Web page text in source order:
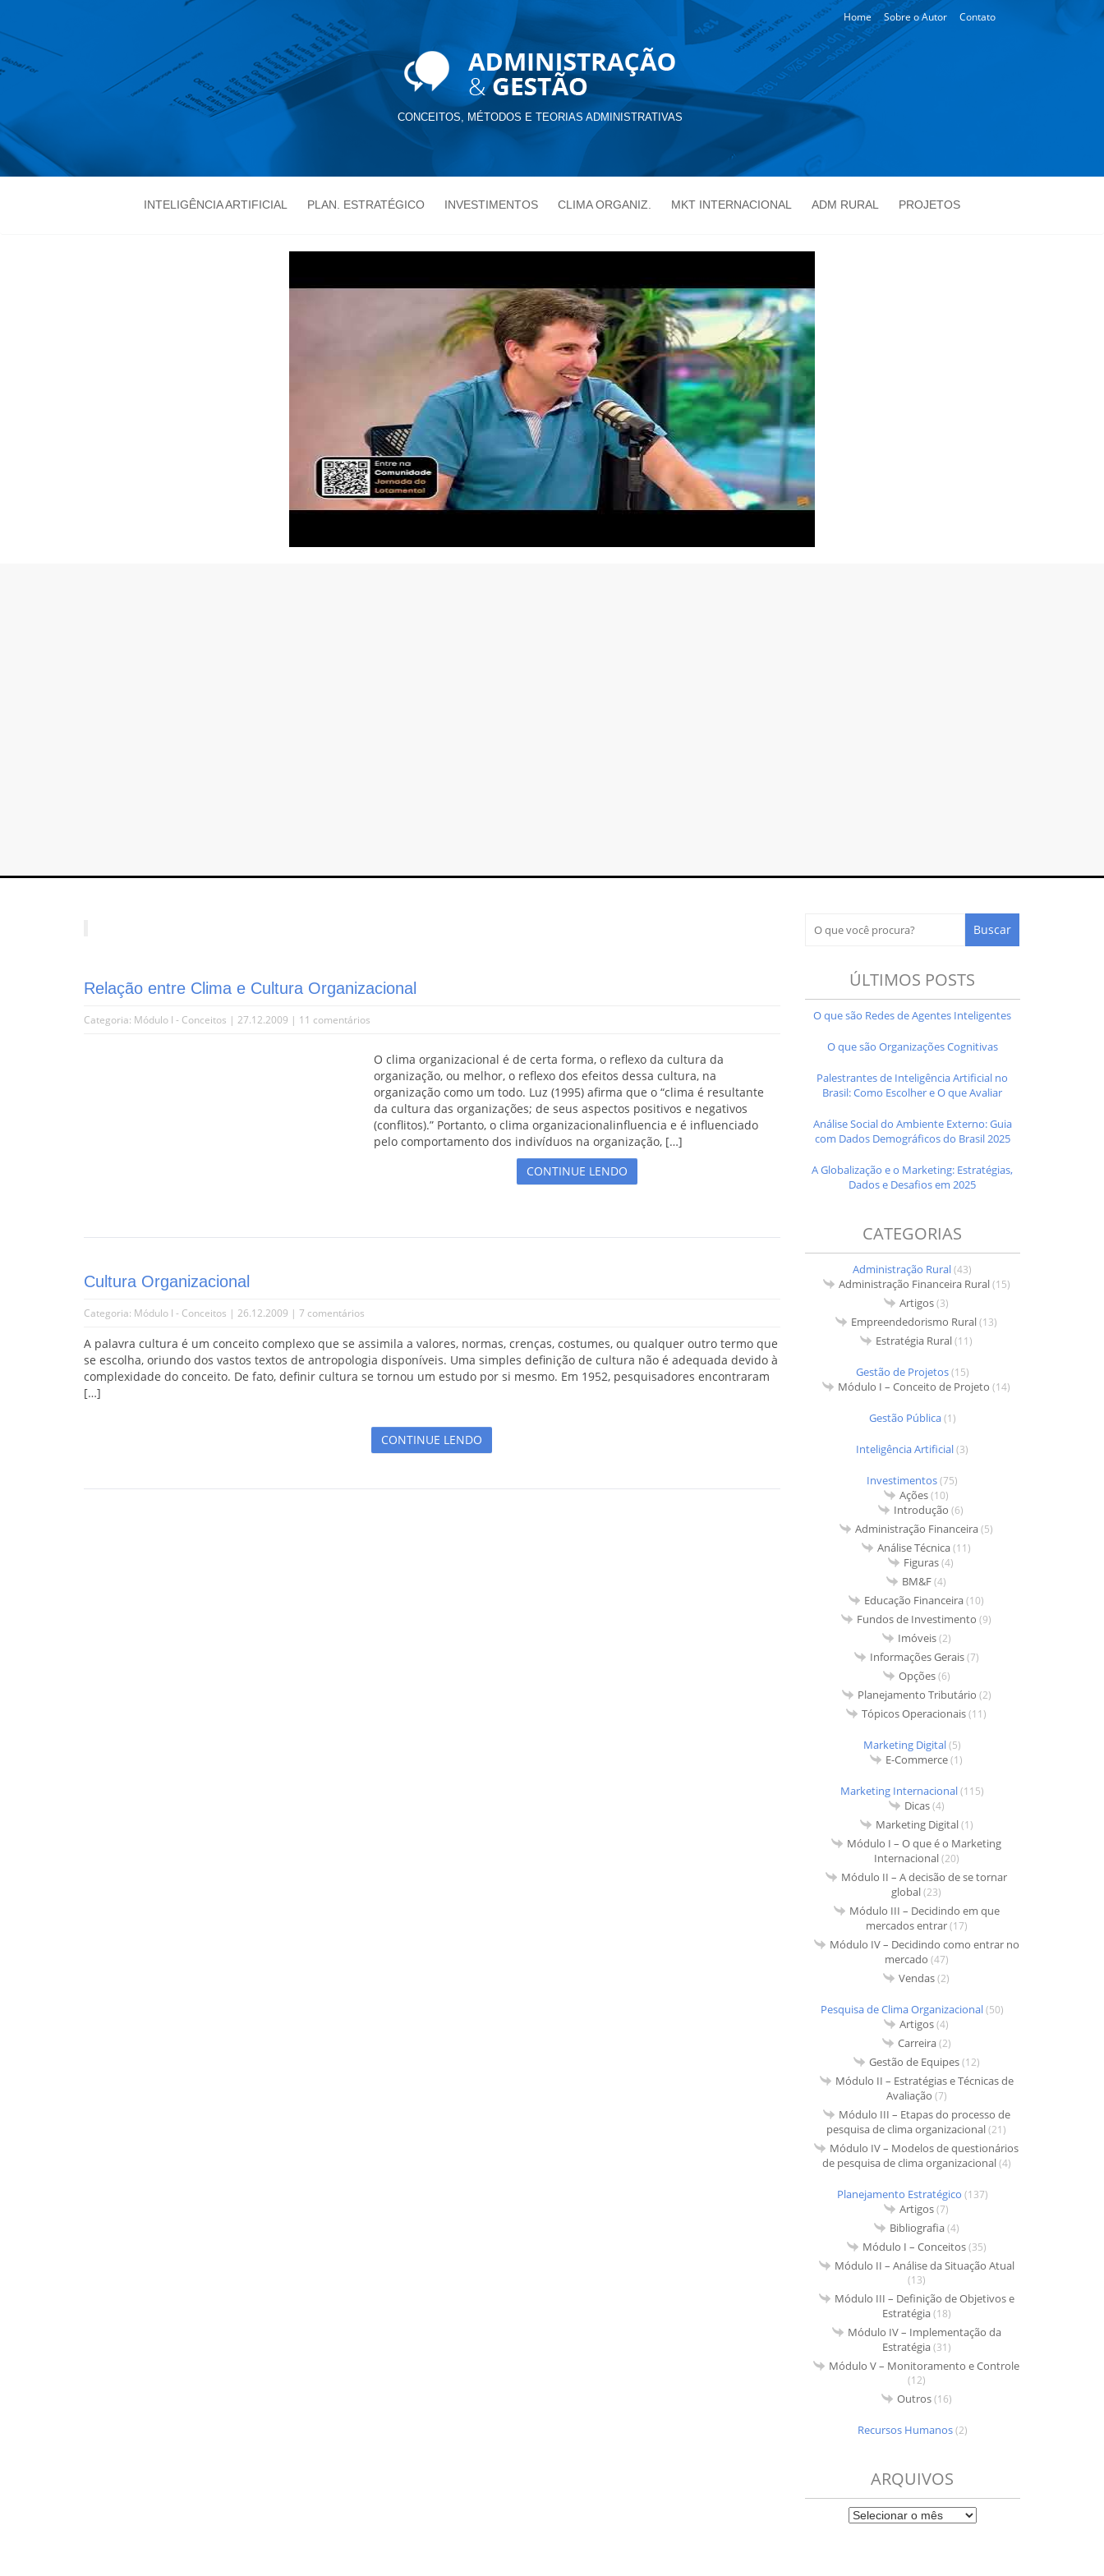
Home Sobre o Autor Contato
CONCEITOS, MÉTODOS E TEORIAS ADMINISTRATIVAS
INTELIGÊNCIA ARTIFICIAL PLAN. ESTRATÉGICO INVESTIMENTOS CLIMA ORGANIZ. MKT INTERNACIONAL ADM RURAL PROJETOS
Relação entre Clima e Cultura Organizacional
Categoria: Módulo I - Conceitos | 27.12.2009 | 11 comentários
O clima organizacional é de certa forma, o reflexo da cultura da
organização, ou melhor, o reflexo dos efeitos dessa cultura, na
organização como um todo. Luz (1995) afirma que o “clima é resultante
da cultura das organizações; de seus aspectos positivos e negativos
(conflitos).” Portanto, o clima organizacionalinfluencia e é influenciado
pelo comportamento dos indivíduos na organização, […]
CONTINUE LENDO
Cultura Organizacional
Categoria: Módulo I - Conceitos | 26.12.2009 | 7 comentários
A palavra cultura é um conceito complexo que se assimila a valores, normas, crenças, costumes, ou qualquer outro termo que
se escolha, oriundo dos vastos textos de antropologia disponíveis. Uma simples definição de cultura não é adequada devido à
complexidade do conceito. De fato, definir cultura se tornou um estudo por si mesmo. Em 1952, pesquisadores encontraram
[…]
CONTINUE LENDO
ÚLTIMOS POSTS
O que são Redes de Agentes Inteligentes
O que são Organizações Cognitivas
Palestrantes de Inteligência Artificial no
Brasil: Como Escolher e O que Avaliar
Análise Social do Ambiente Externo: Guia
com Dados Demográficos do Brasil 2025
A Globalização e o Marketing: Estratégias,
Dados e Desafios em 2025
CATEGORIAS
Administração Rural(43)
Administração Financeira Rural(15)
Artigos(3)
Empreendedorismo Rural(13)
Estratégia Rural(11)
Gestão de Projetos(15)
Módulo I – Conceito de Projeto (14)
Gestão Pública(1)
Inteligência Artificial(3)
Investimentos(75)
Ações(10)
Introdução (6)
Administração Financeira(5)
Análise Técnica(11)
Figuras(4)
BM&F(4)
Educação Financeira(10)
Fundos de Investimento (9)
Imóveis(2)
Informações Gerais(7)
Opções(6)
Planejamento Tributário (2)
Tópicos Operacionais(11)
Marketing Digital(5)
E-Commerce(1)
Marketing Internacional(115)
Dicas(4)
Marketing Digital(1)
Módulo I – O que é o Marketing
Internacional(20)
Módulo II – A decisão de se tornar
global(23)
Módulo III – Decidindo em que
mercados entrar(17)
Módulo IV – Decidindo como entrar no
mercado (47)
Vendas(2)
Pesquisa de Clima Organizacional(50)
Artigos(4)
Carreira(2)
Gestão de Equipes(12)
Módulo II – Estratégias e Técnicas de
Avaliação (7)
Módulo III – Etapas do processo de
pesquisa de clima organizacional(21)
Módulo IV – Modelos de questionários
de pesquisa de clima organizacional(4)
Planejamento Estratégico (137)
Artigos(7)
Bibliografia(4)
Módulo I – Conceitos(35)
Módulo II – Análise da Situação Atual
(13)
Módulo III – Definição de Objetivos e
Estratégia(18)
Módulo IV – Implementação da
Estratégia(31)
Módulo V – Monitoramento e Controle
(12)
Outros(16)
Recursos Humanos(2)
ARQUIVOS